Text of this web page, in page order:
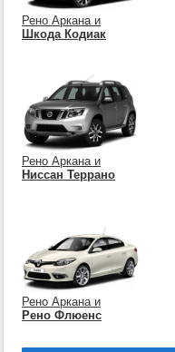
Рено Аркана и
Шкода Кодиак
Рено Аркана и
Ниссан Террано
Рено Аркана и
Рено Флюенс